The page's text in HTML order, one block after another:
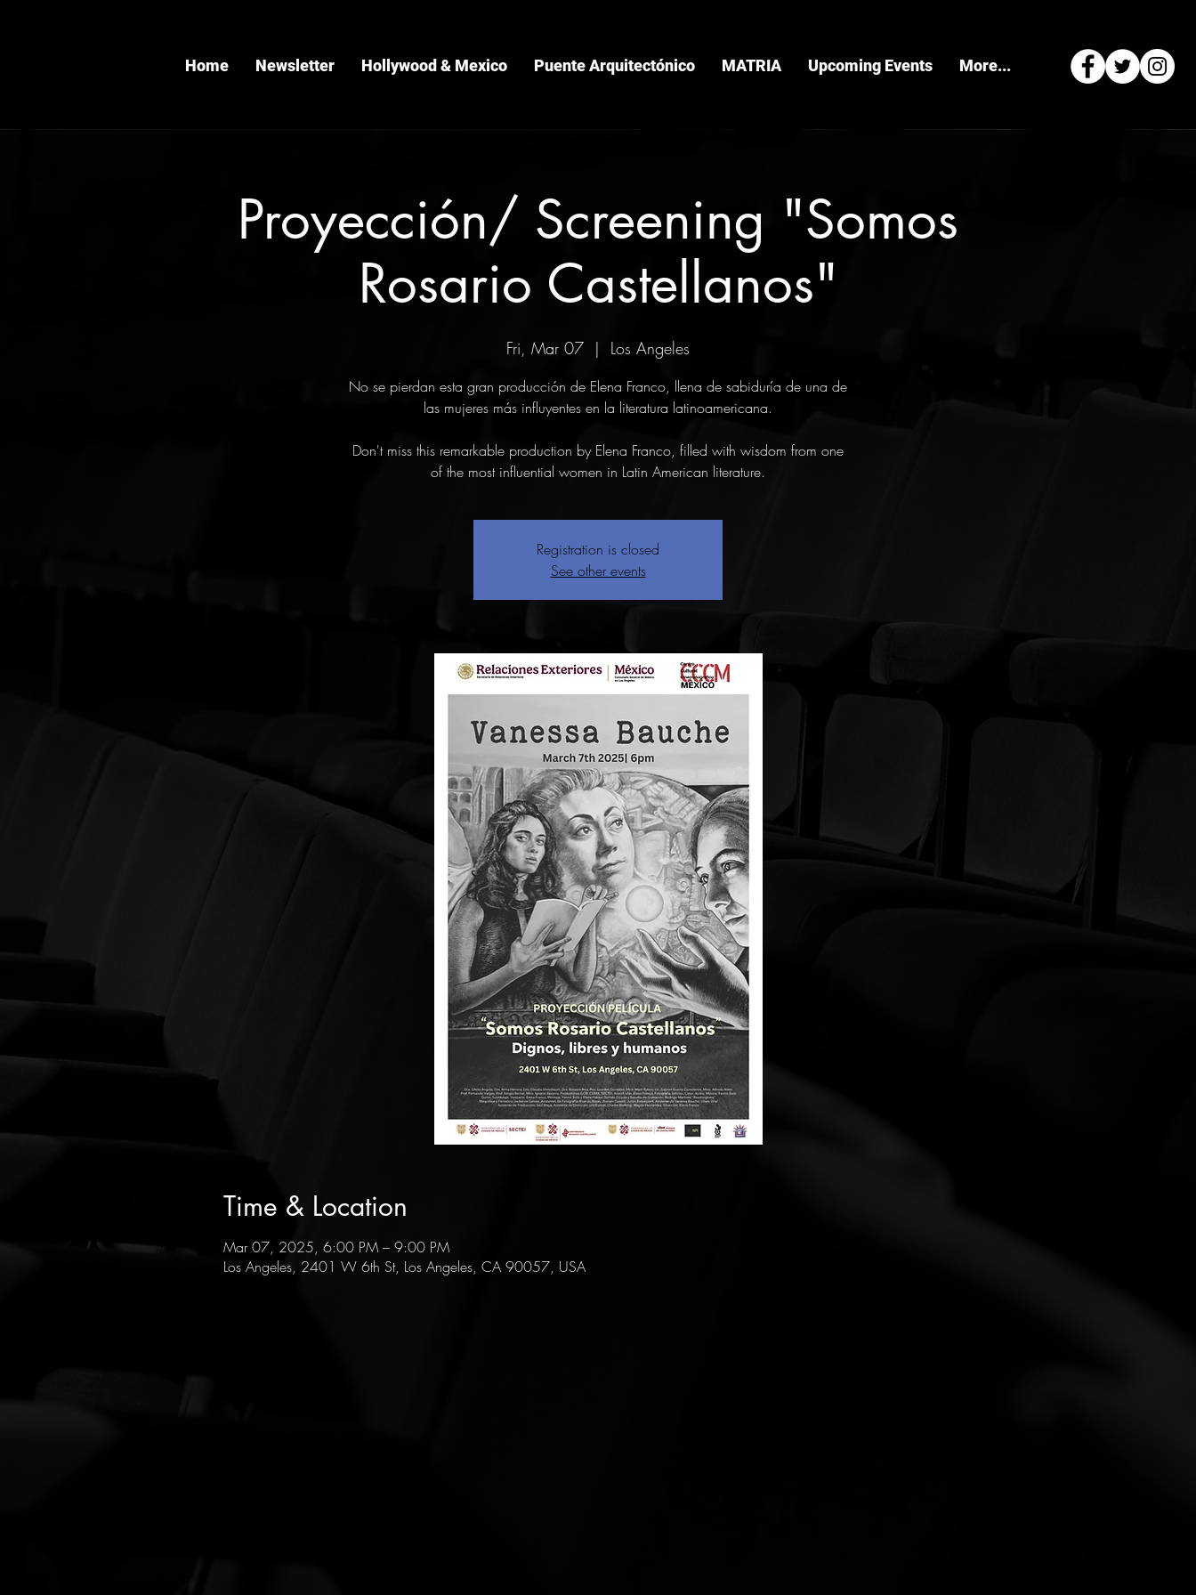
Home Newsletter Hollywood & Mexico Puente Arquitectónico MATRIA Upcoming Events More...
Proyección/ Screening "Somos
Rosario Castellanos"
Fri, Mar 07
  |
Los Angeles
No se pierdan esta gran producción de Elena Franco, llena de sabiduría de una de
las mujeres más influyentes en la literatura latinoamericana.
Don't miss this remarkable production by Elena Franco, filled with wisdom from one
of the most influential women in Latin American literature.
Registration is closed
See other events
Time & Location
Mar 07, 2025, 6:00 PM – 9:00 PM
Los Angeles, 2401 W 6th St, Los Angeles, CA 90057, USA